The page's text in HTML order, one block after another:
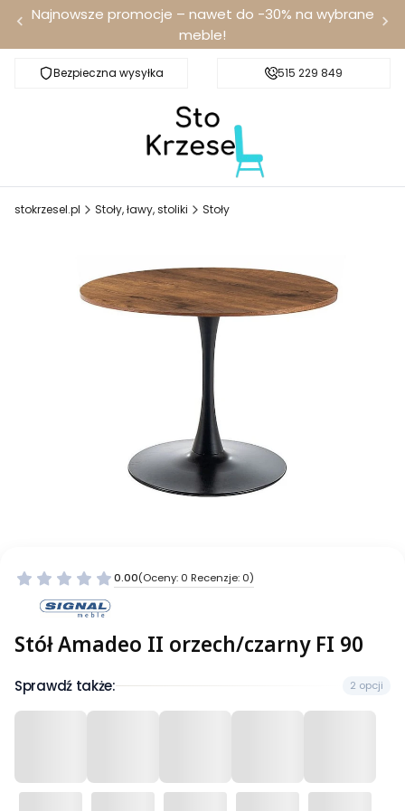
Najnowsze promocje – nawet do -30% na wybrane
meble!
Bezpieczna wysyłka Darmowa dostawa od 100 zł
515 229 849
stokrzesel.pl Stoły, ławy, stoliki Stoły
0.00(Oceny: 0 Recenzje: 0)
Stół Amadeo II orzech/czarny FI 90
Sprawdź także: 2 opcji